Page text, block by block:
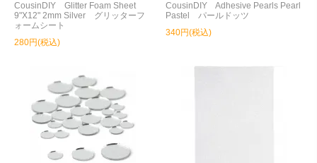
CousinDIY Glitter Foam Sheet
9"X12" 2mm Silver グリッターフ
ォームシート
280円(税込)
CousinDIY Adhesive Pearls Pearl
Pastel パールドッツ
340円(税込)